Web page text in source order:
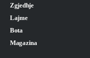
Zgjedhje
Lajme
Bota
Magazina